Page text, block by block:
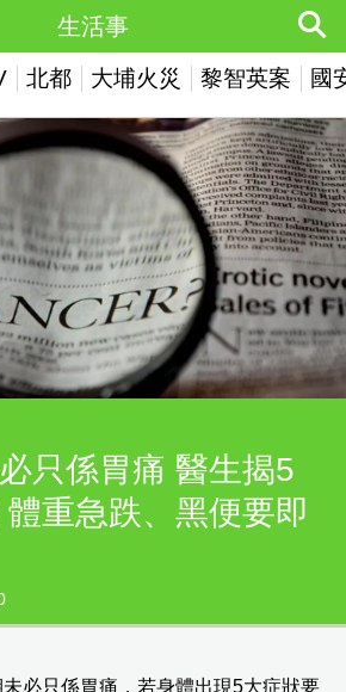
北都 大埔火災 黎智英案 國
生活事
只係胃痛 醫生揭5
重急跌、黑便要即
必只係胃痛，若身體出現5大症狀要